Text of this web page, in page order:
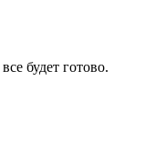
будет готово.